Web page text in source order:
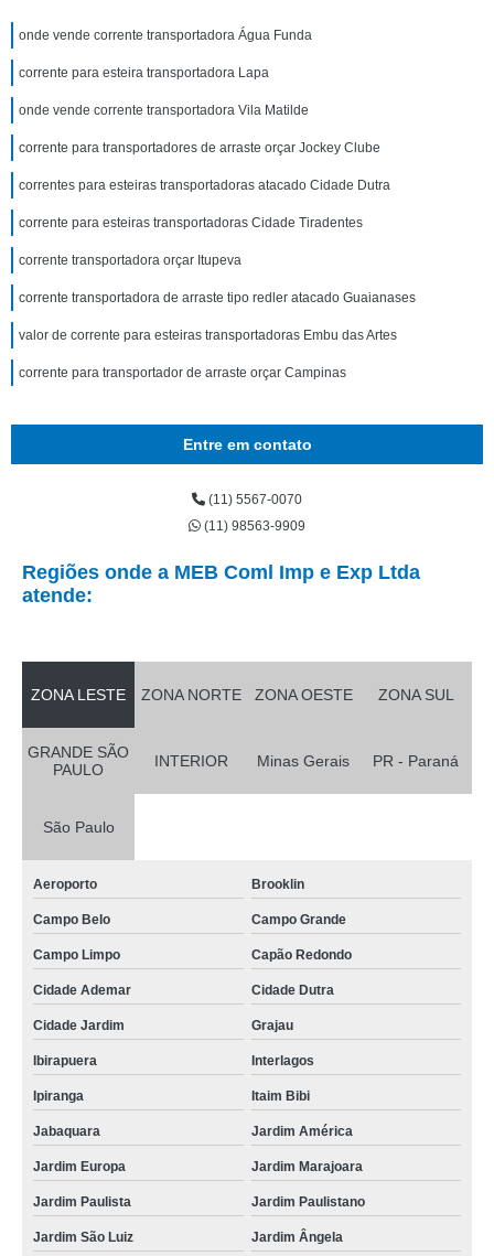
onde vende corrente transportadora Água Funda
corrente para esteira transportadora Lapa
onde vende corrente transportadora Vila Matilde
corrente para transportadores de arraste orçar Jockey Clube
correntes para esteiras transportadoras atacado Cidade Dutra
corrente para esteiras transportadoras Cidade Tiradentes
corrente transportadora orçar Itupeva
corrente transportadora de arraste tipo redler atacado Guaianases
valor de corrente para esteiras transportadoras Embu das Artes
corrente para transportador de arraste orçar Campinas
Entre em contato
(11) 5567-0070
(11) 98563-9909
Regiões onde a MEB Coml Imp e Exp Ltda
atende:
ZONA LESTE ZONA NORTE ZONA OESTE ZONA SUL
GRANDE SÃO
PAULO
INTERIOR Minas Gerais PR - Paraná
São Paulo
Aeroporto Brooklin
Campo Belo Campo Grande
Campo Limpo Capão Redondo
Cidade Ademar Cidade Dutra
Cidade Jardim Grajau
Ibirapuera Interlagos
Ipiranga Itaim Bibi
Jabaquara Jardim América
Jardim Europa Jardim Marajoara
Jardim Paulista Jardim Paulistano
Jardim São Luiz Jardim Ângela